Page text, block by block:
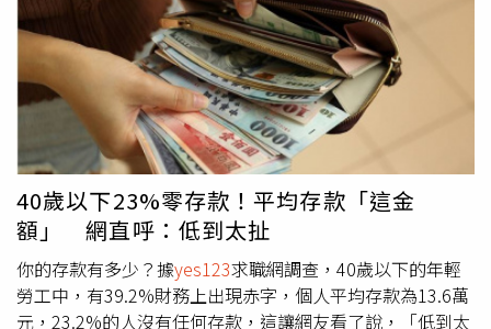
本（底）薪沒有提高，但獎金、分紅有增加，也有17.7%是
本（底）薪有提高，但獎金、分紅沒有增加，僅有11.2%最
幸運，屬於本（底）薪有提高，且獎金、分紅有增加，因此
綜合分析，代表共有28.9%，屬於今年本（底）薪有提高，
比例大於去年同期調查的24.5%，以及共有36.9%，屬於今
年獎金、分紅有增加，比例也高於去年同期的33%。另外，
調查顯示，合計有88.7%的企業透露，今年有加薪動作，比
例略高於去年同期的87%，其中又分成，65.1%屬於「針對
績效，採部分員工加薪方式」，真正「齊頭式」調整的，依
舊為較少數，僅有23.6%的企業表示「不論績效，替員工全
面加薪」；平均來說，全年度（2024年）累積增加幅度，
則落在4.9%，略大於去年同期的4.7%，同時這也代表仍有
40歲以下23%零存款！平均存款「這金
額」 網直呼：低到太扯
你的存款有多少？據yes123求職網調查，40歲以下的年輕
勞工中，有39.2%財務上出現赤字，個人平均存款為13.6萬
元，23.2%的人沒有任何存款，這讓網友看了說，「低到太